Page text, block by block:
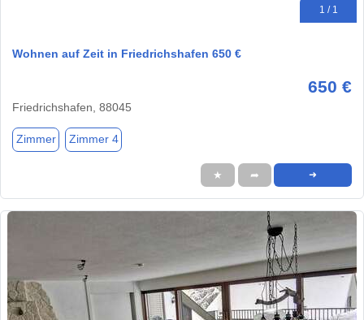
1 / 1
Wohnen auf Zeit in Friedrichshafen 650 €
650 €
Friedrichshafen, 88045
Zimmer Zimmer 4
★ ➦ ➜